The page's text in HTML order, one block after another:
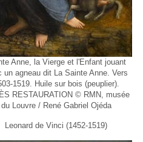
Anne, la Vierge et l'Enfant jouant
un agneau dit La Sainte Anne. Vers
1519. Huile sur bois (peuplier).
RESTAURATION © RMN, musée
du Louvre / René Gabriel Ojéda
Leonard de Vinci (1452-1519)